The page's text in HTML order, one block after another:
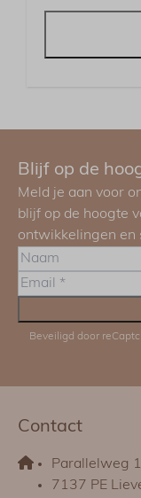
Blijf op de
Meld je aan voor
blijf op de hoogte
ontwikkelingen en
Beveiligd door
Contact
Parallelweg
7137 PE